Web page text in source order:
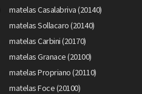
matelas Casalabriva (20140)
matelas Sollacaro (20140)
matelas Carbini (20170)
matelas Granace (20100)
matelas Propriano (20110)
matelas Foce (20100)